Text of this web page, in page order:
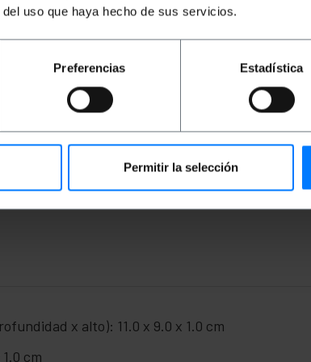
uso que haya hecho de sus servicios.
Preferencias Estadística
Permitir la selección
(Power Over Ethernet), centro de datos y
pueden ser utilizados para la transmisión de
con el objetivo de reducir al máximo las
5e UTP (Cat. 5e).
sobre 100 metros.
100 MHz.
bloqueo.
x alto): 11.0 x 9.0 x 1.0 cm
cm